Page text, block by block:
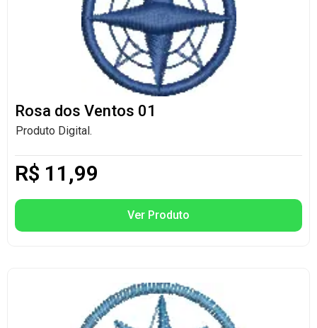
Rosa dos Ventos 01
Produto Digital.
R$ 11,99
Ver Produto